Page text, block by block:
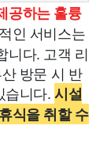
공하는 훌륭
인 서비스는
니다. 고객 리
방문 시 반
습니다.시설
식을 취할 수